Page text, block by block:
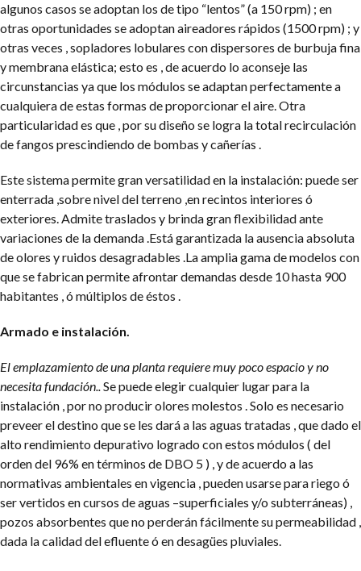
algunos casos se adoptan los de tipo “lentos” (a 150 rpm) ; en
otras oportunidades se adoptan aireadores rápidos (1500 rpm) ; y
otras veces , sopladores lobulares con dispersores de burbuja fina
y membrana elástica; esto es , de acuerdo lo aconseje las
circunstancias ya que los módulos se adaptan perfectamente a
cualquiera de estas formas de proporcionar el aire. Otra
particularidad es que , por su diseño se logra la total recirculación
de fangos prescindiendo de bombas y cañerías .
Este sistema permite gran versatilidad en la instalación: puede ser
enterrada ,sobre nivel del terreno ,en recintos interiores ó
exteriores. Admite traslados y brinda gran flexibilidad ante
variaciones de la demanda .Está garantizada la ausencia absoluta
de olores y ruidos desagradables .La amplia gama de modelos con
que se fabrican permite afrontar demandas desde 10 hasta 900
habitantes , ó múltiplos de éstos .
Armado e instalación.
El emplazamiento de una planta requiere muy poco espacio y no
necesita fundación..Se puede elegir cualquier lugar para la
instalación , por no producir olores molestos . Solo es necesario
preveer el destino que se les dará a las aguas tratadas , que dado el
alto rendimiento depurativo logrado con estos módulos ( del
orden del 96% en términos de DBO 5 ) , y de acuerdo a las
normativas ambientales en vigencia , pueden usarse para riego ó
ser vertidos en cursos de aguas –superficiales y/o subterráneas) ,
pozos absorbentes que no perderán fácilmente su permeabilidad ,
dada la calidad del efluente ó en desagües pluviales.